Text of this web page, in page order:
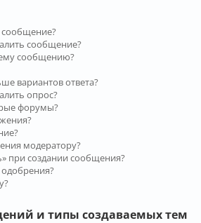
сообщение?
сообщение?
сообщению?
вариантов ответа?
опрос?
форумы?
модератору?
при создании сообщения?
и типы создаваемых тем